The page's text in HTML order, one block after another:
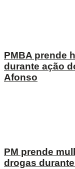
PMBA prende
durante ação
Afonso
PM prende
drogas